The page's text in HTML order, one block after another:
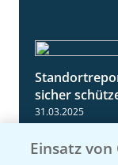
sicher
31.03.2025
Einsatz von